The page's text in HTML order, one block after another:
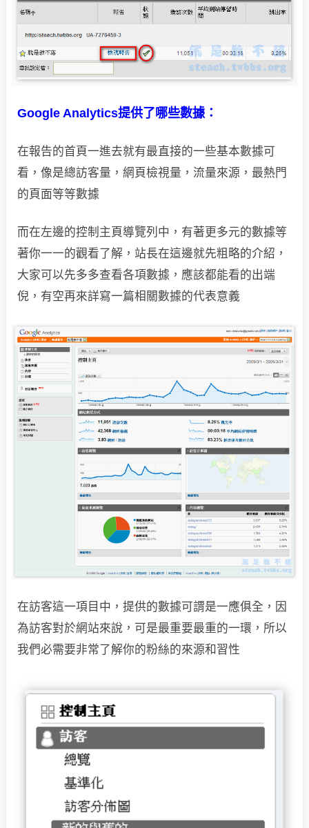
Google Analytics提供了哪些數據：
在報告的首頁一進去就有最直接的一些基本數據可
看， 像是總訪客量，網頁檢視量，流量來源，最熱門
的頁面等等數據
而在左邊的控制主頁導覽列中，有著更多元的數據等
著你一一的觀看了解， 站長在這邊就先粗略的介紹，
大家可以先多多查看各項數據，應該都能看的出端
倪，有空再來詳寫一篇相關數據的代表意義
在訪客這一項目中，提供的數據可謂是一應俱全，因
為訪客對於網站來說，可是最重要最重的一環，所以
我們必需要非常了解你的粉絲的來源和習性